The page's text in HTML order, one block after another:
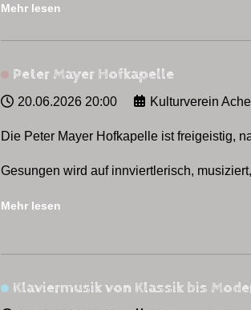
Mehr lesen
Peter Mayer Hofkapelle
20.06.2026 20:00 Kulturverein
Die Peter Mayer Hofkapelle ist freigeistig,
Gesungen wird auf innviertlerisch,
Mehr lesen
Klaviermusik von Klassik bis